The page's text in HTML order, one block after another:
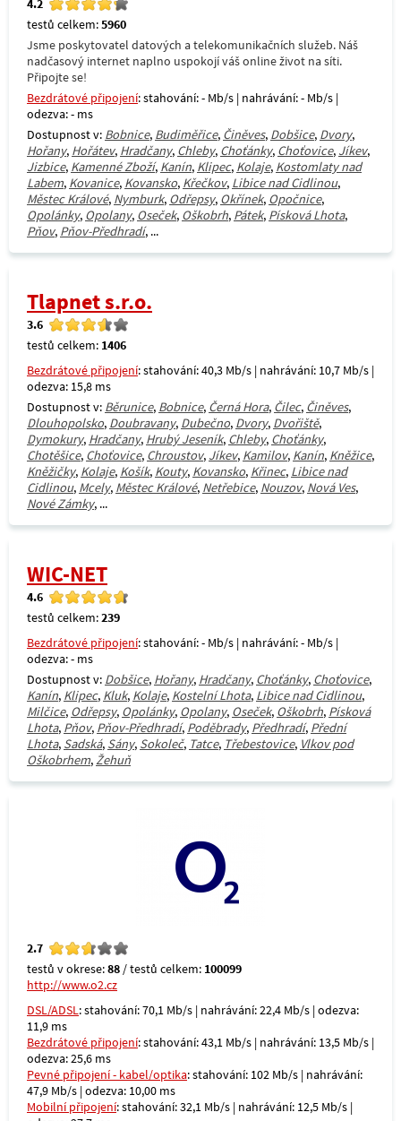
4.2
testů celkem:5960
Jsme poskytovatel datových a telekomunikačních služeb. Náš
nadčasový internet naplno uspokojí váš online život na síti.
Připojte se!
Bezdrátové připojení: stahování: - Mb/s | nahrávání: - Mb/s |
odezva: - ms
Dostupnost v: Bobnice, Budiměřice, Činěves, Dobšice, Dvory,
Hořany, Hořátev, Hradčany, Chleby, Choťánky, Choťovice, Jíkev,
Jizbice, Kamenné Zboží, Kanín, Klipec, Kolaje, Kostomlaty nad
Labem, Kovanice, Kovansko, Křečkov, Libice nad Cidlinou,
Městec Králové, Nymburk, Odřepsy, Okřínek, Opočnice,
Opolánky, Opolany, Oseček, Oškobrh, Pátek, Písková Lhota,
Pňov, Pňov-Předhradí, ...
Tlapnet s.r.o.
3.6
testů celkem: 1406
Bezdrátové připojení: stahování: 40,3 Mb/s | nahrávání: 10,7 Mb/s |
odezva: 15,8 ms
Dostupnost v: Běrunice, Bobnice, Černá Hora, Čilec, Činěves,
Dlouhopolsko, Doubravany, Dubečno, Dvory, Dvořiště,
Dymokury, Hradčany, Hrubý Jeseník, Chleby, Choťánky,
Chotěšice, Choťovice, Chroustov, Jíkev, Kamilov, Kanín, Kněžice,
Kněžičky, Kolaje, Košík, Kouty, Kovansko, Křinec, Libice nad
Cidlinou, Mcely, Městec Králové, Netřebice, Nouzov, Nová Ves,
Nové Zámky, ...
WIC-NET
4.6
testů celkem:239
Bezdrátové připojení: stahování: - Mb/s | nahrávání: - Mb/s |
odezva: - ms
Dostupnost v: Dobšice, Hořany, Hradčany, Choťánky, Choťovice,
Kanín, Klipec, Kluk, Kolaje, Kostelní Lhota, Libice nad Cidlinou,
Milčice, Odřepsy, Opolánky, Opolany, Oseček, Oškobrh, Písková
Lhota, Pňov, Pňov-Předhradí, Poděbrady, Předhradí, Přední
Lhota, Sadská, Sány, Sokoleč, Tatce, Třebestovice, Vlkov pod
Oškobrhem,Žehuň
2.7
testů v okrese:88 / testů celkem: 100099
http://www.o2.cz
DSL/ADSL: stahování: 70,1 Mb/s | nahrávání: 22,4 Mb/s | odezva:
11,9 ms
Bezdrátové připojení: stahování: 43,1 Mb/s | nahrávání: 13,5 Mb/s |
odezva: 25,6 ms
Pevné připojení - kabel/optika: stahování: 102 Mb/s | nahrávání:
47,9 Mb/s | odezva: 10,00 ms
Mobilní připojení: stahování: 32,1 Mb/s | nahrávání: 12,5 Mb/s |